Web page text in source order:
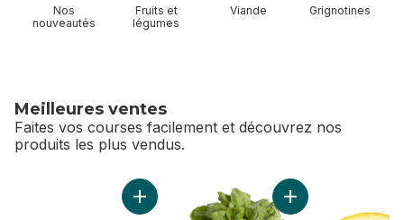
Nos
nouveautés
Fruits et
légumes
Viande Grignotines
Meilleures ventes
Faites vos courses facilement et découvrez nos
produits les plus vendus.
sauter Meilleures ventes
Ajouter Maïs deux couleurs, maïs en épis
Ajouter Radis au